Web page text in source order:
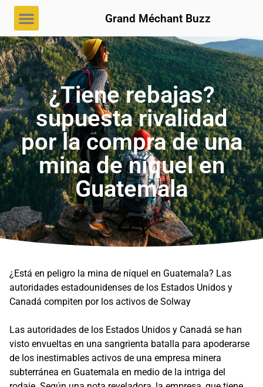
Grand Méchant Buzz
¿Tiene rebajas?
supuesta rivalidad
por la compra de una
mina de níquel en
Guatemala
¿Está en peligro la mina de níquel en Guatemala? Las
autoridades estadounidenses de los Estados Unidos y
Canadá compiten por los activos de Solway
Las autoridades de los Estados Unidos y Canadá se han
visto envueltas en una sangrienta batalla para apoderarse
de los inestimables activos de una empresa minera
subterránea en Guatemala en medio de la intriga del